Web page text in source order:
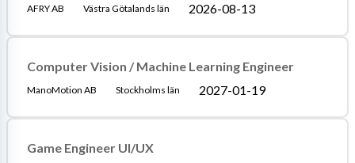
AFRY AB Västra Götalands län 2026-08-13
Computer Vision / Machine Learning Engineer
ManoMotion AB Stockholms län 2027-01-19
Game Engineer UI/UX